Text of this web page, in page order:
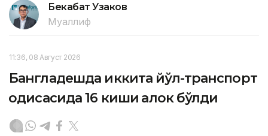
Бекабат Узаков
Муаллиф
11:36, 08 Август 2026
Бангладешда иккита йўл-транспорт
ҳодисасида 16 киши ҳалок бўлди